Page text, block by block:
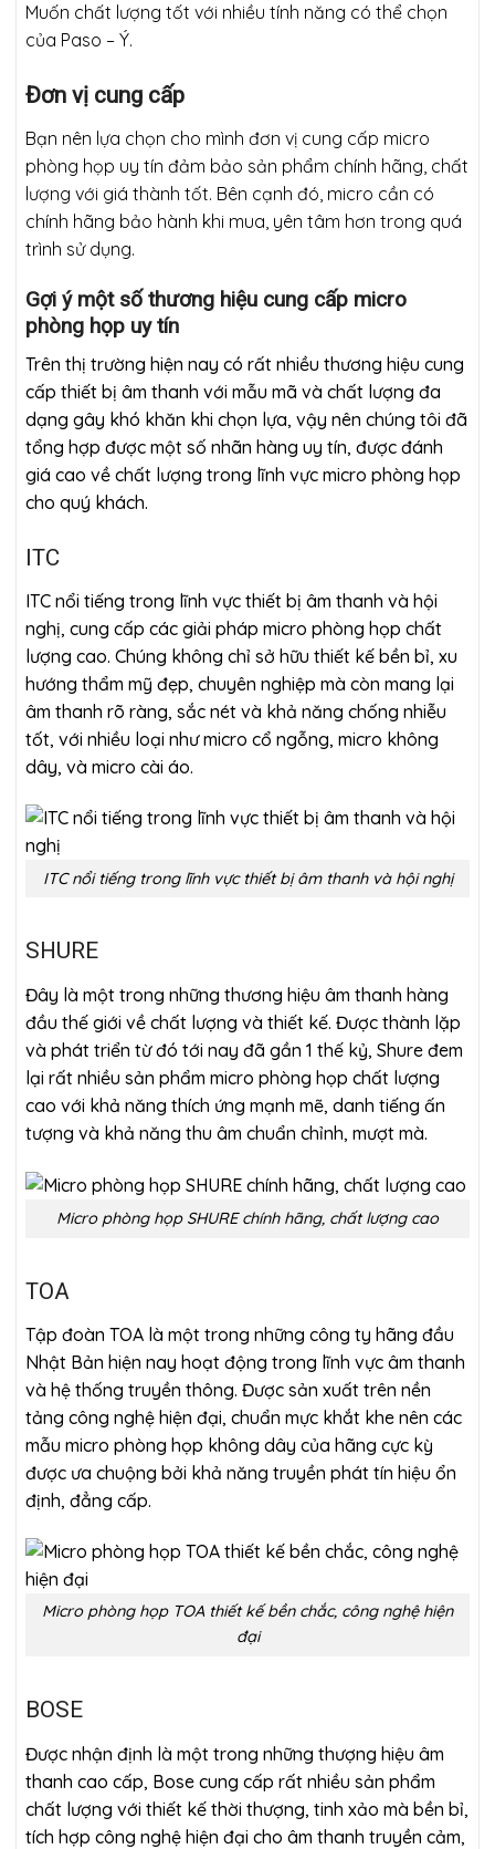
Muốn chất lượng tốt với nhiều tính năng có thể chọn
của Paso – Ý.
Đơn vị cung cấp
Bạn nên lựa chọn cho mình đơn vị cung cấp micro
phòng họp uy tín đảm bảo sản phẩm chính hãng, chất
lượng với giá thành tốt. Bên cạnh đó, micro cần có
chính hãng bảo hành khi mua, yên tâm hơn trong quá
trình sử dụng.
Gợi ý một số thương hiệu cung cấp micro
phòng họp uy tín
Trên thị trường hiện nay có rất nhiều thương hiệu cung
cấp thiết bị âm thanh với mẫu mã và chất lượng đa
dạng gây khó khăn khi chọn lựa, vậy nên chúng tôi đã
tổng hợp được một số nhãn hàng uy tín, được đánh
giá cao về chất lượng trong lĩnh vực micro phòng họp
cho quý khách.
ITC
ITC nổi tiếng trong lĩnh vực thiết bị âm thanh và hội
nghị, cung cấp các giải pháp micro phòng họp chất
lượng cao. Chúng không chỉ sở hữu thiết kế bền bỉ, xu
hướng thẩm mỹ đẹp, chuyên nghiệp mà còn mang lại
âm thanh rõ ràng, sắc nét và khả năng chống nhiễu
tốt, với nhiều loại như micro cổ ngỗng, micro không
dây, và micro cài áo.
ITC nổi tiếng trong lĩnh vực thiết bị âm thanh và hội nghị
SHURE
Đây là một trong những thương hiệu âm thanh hàng
đầu thế giới về chất lượng và thiết kế. Được thành lặp
và phát triển từ đó tới nay đã gần 1 thế kỷ, Shure đem
lại rất nhiều sản phẩm micro phòng họp chất lượng
cao với khả năng thích ứng mạnh mẽ, danh tiếng ấn
tượng và khả năng thu âm chuẩn chỉnh, mượt mà.
Micro phòng họp SHURE chính hãng, chất lượng cao
TOA
Tập đoàn TOA là một trong những công ty hãng đầu
Nhật Bản hiện nay hoạt động trong lĩnh vực âm thanh
và hệ thống truyền thông. Được sản xuất trên nền
tảng công nghệ hiện đại, chuẩn mực khắt khe nên các
mẫu micro phòng họp không dây của hãng cực kỳ
được ưa chuộng bởi khả năng truyền phát tín hiệu ổn
định, đẳng cấp.
Micro phòng họp TOA thiết kế bền chắc, công nghệ hiện
đại
BOSE
Được nhận định là một trong những thượng hiệu âm
thanh cao cấp, Bose cung cấp rất nhiều sản phẩm
chất lượng với thiết kế thời thượng, tinh xảo mà bền bỉ,
tích hợp công nghệ hiện đại cho âm thanh truyền cảm,